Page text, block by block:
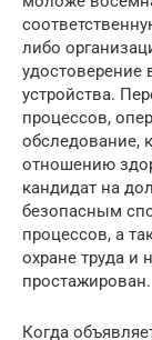
либо
удостоверение
устройства.
процессов,
обследование,
отношению
кандидат на
безопасным
процессов, а
охране труда и
простажирован.
Когда